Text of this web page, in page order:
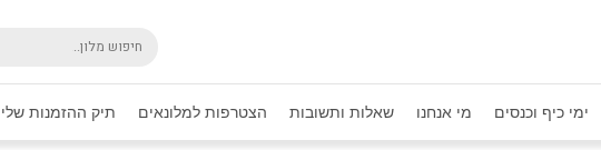
ימי כיף וכנסים מי אנחנו שאלות ותשובות הצטרפות למלונאים תיק ההזמנות שלי